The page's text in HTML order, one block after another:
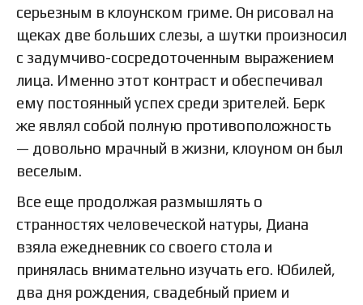
серьезным в клоунском гриме. Он рисовал на
щеках две больших слезы, а шутки произносил
с задумчиво-сосредоточенным выражением
лица. Именно этот контраст и обеспечивал
ему постоянный успех среди зрителей. Берк
же являл собой полную противоположность
— довольно мрачный в жизни, клоуном он был
веселым.
Все еще продолжая размышлять о
странностях человеческой натуры, Диана
взяла ежедневник со своего стола и
принялась внимательно изучать его. Юбилей,
два дня рождения, свадебный прием и